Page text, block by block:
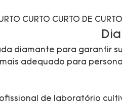
diamante para garantir
adequado para
de laboratório